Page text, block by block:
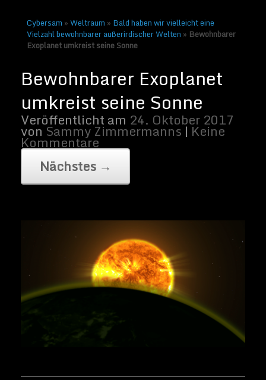
Cybersam »Weltraum » Bald haben wir vielleicht eine
Vielzahl bewohnbarer außerirdischer Welten » Bewohnbarer
Exoplanet umkreist seine Sonne